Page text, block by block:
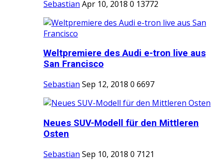
Sebastian Apr 10, 2018 0 13772
Weltpremiere des Audi e-tron live aus
San Francisco
Sebastian Sep 12, 2018 0 6697
Neues SUV-Modell für den Mittleren
Osten
Sebastian Sep 10, 2018 0 7121